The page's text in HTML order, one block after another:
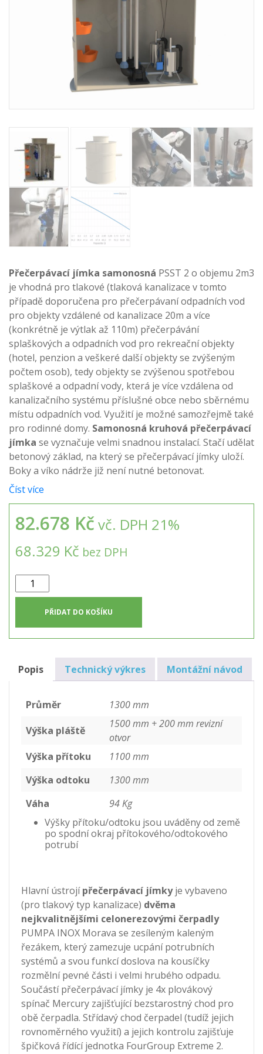
Přečerpávací jímka samonosná PSST 2 o objemu 2m3
je vhodná pro tlakové (tlaková kanalizace v tomto
případě doporučena pro přečerpávaní odpadních vod
pro objekty vzdálené od kanalizace 20m a více
(konkrétně je výtlak až 110m) přečerpávání
splaškových a odpadních vod pro rekreační objekty
(hotel, penzion a veškeré další objekty se zvýšeným
počtem osob), tedy objekty se zvýšenou spotřebou
splaškové a odpadní vody, která je více vzdálena od
kanalizačního systému příslušné obce nebo sběrnému
místu odpadních vod. Využití je možné samozřejmě také
pro rodinné domy. Samonosná kruhová přečerpávací
jímka se vyznačuje velmi snadnou instalací. Stačí udělat
betonový základ, na který se přečerpávací jímky uloží.
Boky a víko nádrže již není nutné betonovat.
Číst více
82.678 Kč vč. DPH 21%
68.329 Kč bez DPH
Přečerpávací
stanice
samonosná
PSST-
PŘIDAT DO KOŠÍKU
Popis Technický výkres Montážní návod
Průměr
1300 mm
Výška pláště
1500 mm + 200 mm revizní
otvor
Výška přítoku
1100 mm
Výška odtoku
1300 mm
Váha
94 Kg
Výšky přítoku/odtoku jsou uváděny od země
po spodní okraj přítokového/odtokového
potrubí
Hlavní ústrojípřečerpávací jímkyje vybaveno
(pro tlakový typ kanalizace) dvěma
nejkvalitnějšími celonerezovými čerpadly
PUMPA INOX Morava se zesíleným kaleným
řezákem, který zamezuje ucpání potrubních
systémů a svou funkcí doslova na kousíčky
rozmělní pevné části i velmi hrubého odpadu.
Součástí přečerpávací jímky je 4x plovákový
spínač Mercury zajišťující bezstarostný chod pro
obě čerpadla. Střídavý chod čerpadel (tudíž jejich
rovnoměrného využití) a jejich kontrolu zajišťuje
špičková řídící jednotka FourGroup Extreme 2.